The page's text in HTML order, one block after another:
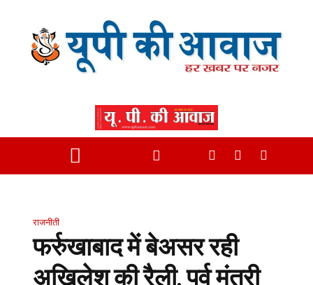
राजनीती
फर्रुखाबाद में बेअसर रही
अखिलेश की रैली, पूर्व मंत्री